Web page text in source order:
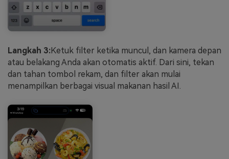
Langkah 3:Ketuk filter ketika muncul, dan kamera depan
atau belakang Anda akan otomatis aktif. Dari sini, tekan
dan tahan tombol rekam, dan filter akan mulai
menampilkan berbagai visual makanan hasil AI.